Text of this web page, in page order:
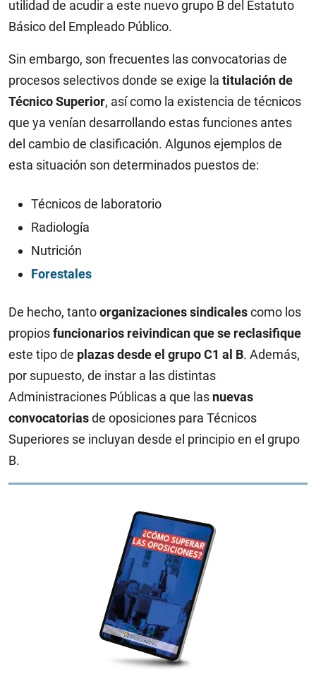
utilidad de acudir a este nuevo grupo B del Estatuto
Básico del Empleado Público.
Sin embargo, son frecuentes las convocatorias de
procesos selectivos donde se exige la titulación de
Técnico Superior, así como la existencia de técnicos
que ya venían desarrollando estas funciones antes
del cambio de clasificación. Algunos ejemplos de
esta situación son determinados puestos de:
Técnicos de laboratorio
Radiología
Nutrición
Forestales
De hecho, tantoorganizaciones sindicalescomo los
propiosfuncionarios reivindican que se reclasifique
este tipo de plazas desde el grupo C1 al B. Además,
por supuesto, de instar a las distintas
Administraciones Públicas a que las nuevas
convocatoriasde oposiciones para Técnicos
Superiores se incluyan desde el principio en el grupo
B.